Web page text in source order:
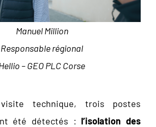
Manuel Million
Responsable régional
– GEO PLC Corse
technique, trois postes
été détectés : l’isolation des